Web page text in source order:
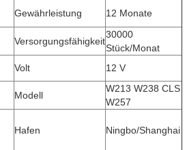
Gewährleistung
12 Monate
Versorgungsfähigkeit
30000
Stück/Monat
Volt 12 V
Modell
W213 W238 CLS
W257
Hafen Ningbo/Shanghai